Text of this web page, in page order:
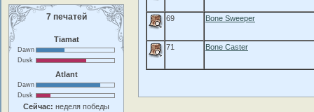
7 печатей
Tiamat
Dawn
Dusk
Atlant
Dawn
Dusk
Сейчас: неделя победы
69 Bone Sweeper
71 Bone Caster